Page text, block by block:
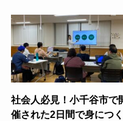
社会人必見！小千谷市で
催された2日間で身につく